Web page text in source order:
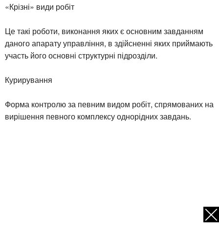
«Крізні» види робіт
Це такі роботи, виконання яких є основним завданням
даного апарату управління, в здійсненні яких приймають
участь його основні структурні підрозділи.
Курирування
Форма контролю за певним видом робіт, спрямованих на
вирішення певного комплексу однорідних завдань.